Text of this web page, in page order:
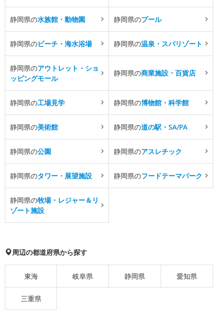
静岡県の水族館・動物園 静岡県のプール
静岡県のビーチ・海水浴場 静岡県の温泉・スパリゾート
静岡県のアウトレット・ショ
ッピングモール
静岡県の商業施設・百貨店
静岡県の工場見学 静岡県の博物館・科学館
静岡県の美術館 静岡県の道の駅・SA/PA
静岡県の公園 静岡県のアスレチック
静岡県のタワー・展望施設 静岡県のフードテーマパーク
静岡県の牧場・レジャー＆リ
ゾート施設
周辺の都道府県から探す
東海 岐阜県 静岡県 愛知県
三重県